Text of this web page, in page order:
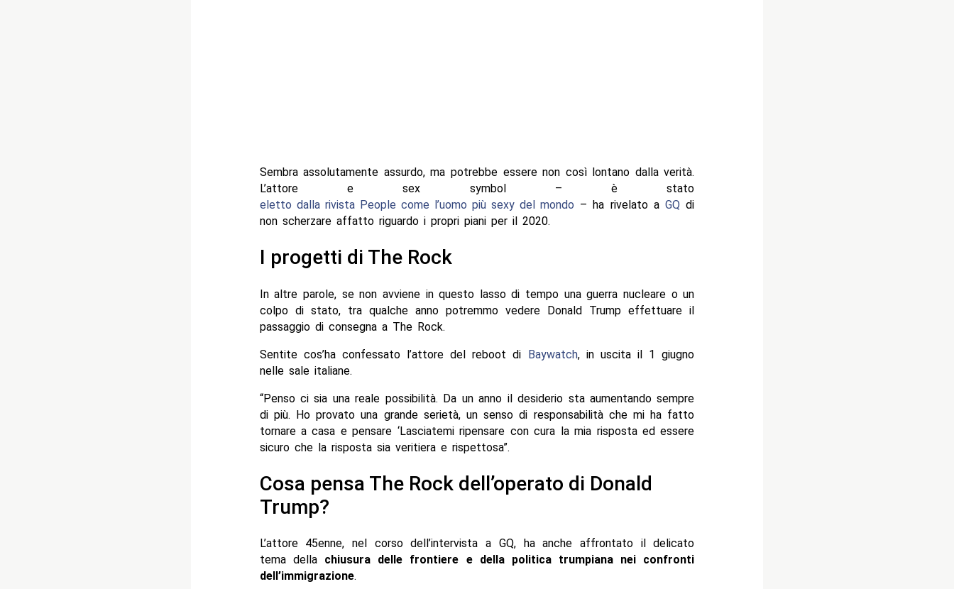
Sembra assolutamente assurdo, ma potrebbe essere non così lontano dalla verità.
L’attore e sex symbol – è stato
eletto dalla rivista People come l’uomo più sexy del mondo – ha rivelato aGQ di
non scherzare affatto riguardo i propri piani per il 2020.
I progetti di The Rock
In altre parole, se non avviene in questo lasso di tempo una guerra nucleare o un
colpo di stato, tra qualche anno potremmo vedere Donald Trump effettuare il
passaggio di consegna a The Rock.
Sentite cos’ha confessato l’attore del reboot di Baywatch, in uscita il 1 giugno
nelle sale italiane.
“Penso ci sia una reale possibilità. Da un anno il desiderio sta aumentando sempre
di più. Ho provato una grande serietà, un senso di responsabilità che mi ha fatto
tornare a casa e pensare ‘Lasciatemi ripensare con cura la mia risposta ed essere
sicuro che la risposta sia veritiera e rispettosa”.
Cosa pensa The Rock dell’operato di Donald
Trump?
L’attore 45enne, nel corso dell’intervista a GQ, ha anche affrontato il delicato
tema della chiusura delle frontiere e della politica trumpiana nei confronti
dell’immigrazione.